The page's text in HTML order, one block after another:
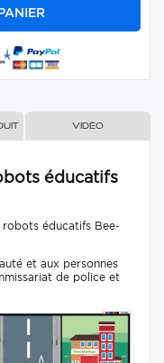
Vidéo
éducatifs
robots éducatifs Bee-
et aux personnes
de police et